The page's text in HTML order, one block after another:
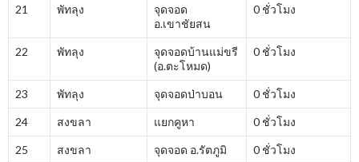
21 พัทลุง
จุดจอด
อ.เขาชัยสน
0 ชั่วโมง
22 พัทลุง
จุดจอดบ้านแม่ขรี
(อ.ตะโหมด)
0 ชั่วโมง
23 พัทลุง จุดจอดป่าบอน 0 ชั่วโมง
24 สงขลา แยกคูหา 0 ชั่วโมง
25 สงขลา จุดจอด อ.รัตภูมิ 0 ชั่วโมง